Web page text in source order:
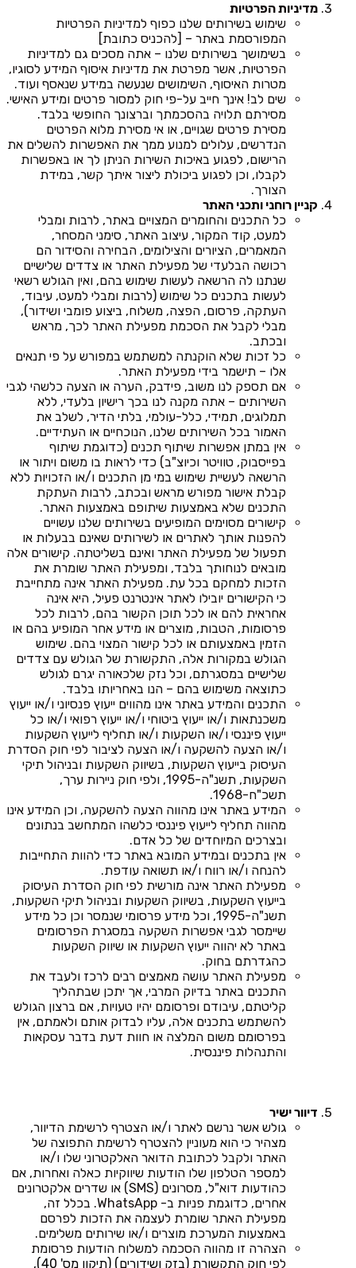
מדיניות הפרטיות
שימוש בשירותים שלנו כפוף למדיניות הפרטיות
המפורסמת באתר – [להכניס כתובת]
בשימושך בשירותים שלנו – אתה מסכים גם למדיניות
הפרטיות, אשר מפרטת את מדיניות איסוף המידע לסוגיו,
מטרות האיסוף, השימושים שנעשה במידע שנאסף ועוד.
שים לב! אינך חייב על-פי חוק למסור פרטים ומידע האישי.
מסירתם תלויה בהסכמתך וברצונך החופשי בלבד.
מסירת פרטים שגויים, או אי מסירת מלוא הפרטים
הנדרשים, עלולים למנוע ממך את האפשרות להשלים את
הרישום, לפגוע באיכות השירות הניתן לך או באפשרות
לקבלו, וכן לפגוע ביכולת ליצור איתך קשר, במידת
הצורך.
קניין רוחני ותכני האתר
כל התכנים והחומרים המצויים באתר, לרבות ומבלי
למעט, קוד המקור, עיצוב האתר, סימני המסחר,
המאמרים, הציורים והצילומים, הבחירה והסידור הם
רכושה הבלעדי של מפעילת האתר או צדדים שלישיים
שנתנו לה הרשאה לעשות שימוש בהם, ואין הגולש רשאי
לעשות בתכנים כל שימוש (לרבות ומבלי למעט, עיבוד,
העתקה, פרסום, הפצה, משלוח, ביצוע פומבי ושידור),
מבלי לקבל את הסכמת מפעילת האתר לכך, מראש
ובכתב.
כל זכות שלא הוקנתה למשתמש במפורש על פי תנאים
אלו – תישמר בידי מפעילת האתר.
אם תספק לנו משוב, פידבק, הערה או הצעה כלשהי לגבי
השירותים – אתה מקנה לנו בכך רישיון בלעדי, ללא
תמלוגים, תמידי, כלל-עולמי, בלתי הדיר, לשלב את
האמור בכל השירותים שלנו, הנוכחיים או העתידיים.
אין במתן אפשרות שיתוף תכנים (כדוגמת שיתוף
בפייסבוק, טוויטר וכיוצ"ב) כדי לראות בו משום ויתור או
הרשאה לעשיית שימוש במי מן התכנים ו/או הזכויות ללא
קבלת אישור מפורש מראש ובכתב, לרבות העתקת
התכנים שלא באמצעות שיתופם באמצעות האתר.
קישורים מסוימים המופיעים בשירותים שלנו עשויים
להפנות אותך לאתרים או לשירותים שאינם בבעלות או
תפעול של מפעילת האתר ואינם בשליטתה. קישורים אלה
מובאים לנוחותך בלבד, ומפעילת האתר שומרת את
הזכות למחקם בכל עת. מפעילת האתר אינה מתחייבת
כי הקישורים יובילו לאתר אינטרנט פעיל, היא אינה
אחראית להם או לכל תוכן הקשור בהם, לרבות לכל
פרסומות, הטבות, מוצרים או מידע אחר המופיע בהם או
הזמין באמצעותם או לכל קישור המצוי בהם. שימוש
הגולש במקורות אלה, התקשורת של הגולש עם צדדים
שלישיים במסגרתם, וכל נזק שלכאורה יגרם לגולש
כתוצאה משימוש בהם – הנו באחריותו בלבד.
התכנים והמידע באתר אינו מהווים ייעוץ פנסיוני ו/או ייעוץ
משכנתאות ו/או ייעוץ ביטוחי ו/או ייעוץ רפואי ו/או כל
ייעוץ פיננסי ו/או השקעות ו/או תחליף לייעוץ השקעות
ו/או הצעה להשקעה ו/או הצעה לציבור לפי חוק הסדרת
העיסוק בייעוץ השקעות, בשיווק השקעות ובניהול תיקי
השקעות, תשנ"ה-1995, ולפי חוק ניירות ערך,
תשכ"ח-1968.
המידע באתר אינו מהווה הצעה להשקעה, וכן המידע אינו
מהווה תחליף לייעוץ פיננסי כלשהו המתחשב בנתונים
ובצרכים המיוחדים של כל אדם.
אין בתכנים ובמידע המובא באתר כדי להוות התחייבות
להנחה ו/או רווח ו/או תשואה עודפת.
מפעילת האתר אינה מורשית לפי חוק הסדרת העיסוק
בייעוץ השקעות, בשיווק השקעות ובניהול תיקי השקעות,
תשנ"ה-1995, וכל מידע פרסומי שנמסר וכן כל מידע
שיימסר לגבי אפשרות השקעה במסגרת הפרסומים
באתר לא יהווה ייעוץ השקעות או שיווק השקעות
כהגדרתם בחוק.
מפעילת האתר עושה מאמצים רבים לרכז ולעבד את
התכנים באתר בדיוק המרבי, אך יתכן שבתהליך
קליטתם, עיבודם ופרסומם יהיו טעויות, אם ברצון הגולש
להשתמש בתכנים אלה, עליו לבדוק אותם ולאמתם, אין
בפרסומם משום המלצה או חוות דעת בדבר עסקאות
והתנהלות פיננסית.
דיוור ישיר
גולש אשר נרשם לאתר ו/או הצטרף לרשימת הדיוור,
מצהיר כי הוא מעוניין להצטרף לרשימת התפוצה של
האתר ולקבל לכתובת הדואר האלקטרוני שלו ו/או
למספר הטלפון שלו הודעות שיווקיות כאלה ואחרות, אם
כהודעות דוא"ל, מסרונים (SMS) או שדרים אלקטרונים
אחרים, כדוגמת פניות ב- WhatsApp. בכלל זה,
מפעילת האתר שומרת לעצמה את הזכות לפרסם
באמצעות המערכת מוצרים ו/או שירותים משלימים.
הצהרה זו מהווה הסכמה למשלוח הודעות פרסומת
לפי
חוק התקשורת (בזק ושידורים) (תיקון מס' 40),